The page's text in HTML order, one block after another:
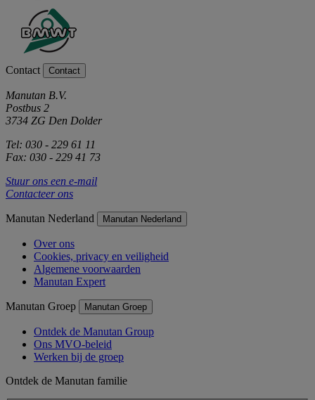
Contact Contact
Manutan B.V.
Postbus 2
3734 ZG Den Dolder
Tel: 030 - 229 61 11
Fax: 030 - 229 41 73
Stuur ons een e-mail
Contacteer ons
Manutan Nederland Manutan Nederland
Over ons
Cookies, privacy en veiligheid
Algemene voorwaarden
Manutan Expert
Manutan Groep Manutan Groep
Ontdek de Manutan Group
Ons MVO-beleid
Werken bij de groep
Ontdek de Manutan familie